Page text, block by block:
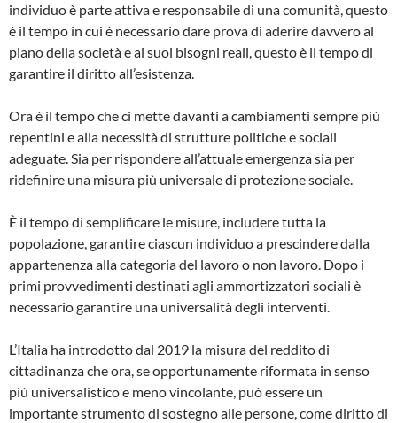
individuo è parte attiva e responsabile di una comunità, questo
è il tempo in cui è necessario dare prova di aderire davvero al
piano della società e ai suoi bisogni reali, questo è il tempo di
garantire il diritto all’esistenza.
Ora è il tempo che ci mette davanti a cambiamenti sempre più
repentini e alla necessità di strutture politiche e sociali
adeguate. Sia per rispondere all’attuale emergenza sia per
ridefinire una misura più universale di protezione sociale.
È il tempo di semplificare le misure, includere tutta la
popolazione, garantire ciascun individuo a prescindere dalla
appartenenza alla categoria del lavoro o non lavoro. Dopo i
primi provvedimenti destinati agli ammortizzatori sociali è
necessario garantire una universalità degli interventi.
L’Italia ha introdotto dal 2019 la misura del reddito di
cittadinanza che ora, se opportunamente riformata in senso
più universalistico e meno vincolante, può essere un
importante strumento di sostegno alle persone, come diritto di